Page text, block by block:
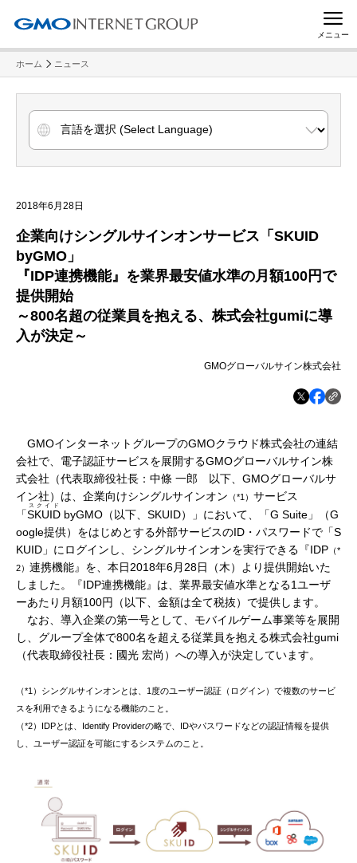
メニュー
ホーム ニュース
2018年6月28日
企業向けシングルサインオンサービス「SKUID
byGMO」
『IDP連携機能』を業界最安値水準の月額100円で
提供開始
～800名超の従業員を抱える、株式会社gumiに導
入が決定～
GMOグローバルサイン株式会社
GMOインターネットグループのGMOクラウド株式会社の連結
会社で、電子認証サービスを展開するGMOグローバルサイン株
式会社（代表取締役社長：中條 一郎 以下、GMOグローバルサ
イン社）は、企業向けシングルサインオン （*1） サービス
「SKUID
スクイド
byGMO（以下、SKUID）」において、「G Suite」（G
oogle提供）をはじめとする外部サービスのID・パスワードで「S
KUID」にログインし、シングルサインオンを実行できる『IDP （*
2） 連携機能』を、本日2018年6月28日（木）より提供開始いた
しました。『IDP連携機能』は、業界最安値水準となる1ユーザ
ーあたり月額100円（以下、金額は全て税抜）で提供します。
なお、導入企業の第一号として、モバイルゲーム事業等を展開
し、グループ全体で800名を超える従業員を抱える株式会社gumi
（代表取締役社長：國光 宏尚）への導入が決定しています。
（*1）シングルサインオンとは、1度のユーザー認証（ログイン）で複数のサービ
スを利用できるようになる機能のこと。
（*2）IDPとは、Identify Providerの略で、IDやパスワードなどの認証情報を提供
し、ユーザー認証を可能にするシステムのこと。